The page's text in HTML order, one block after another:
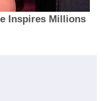
Inspires Millions